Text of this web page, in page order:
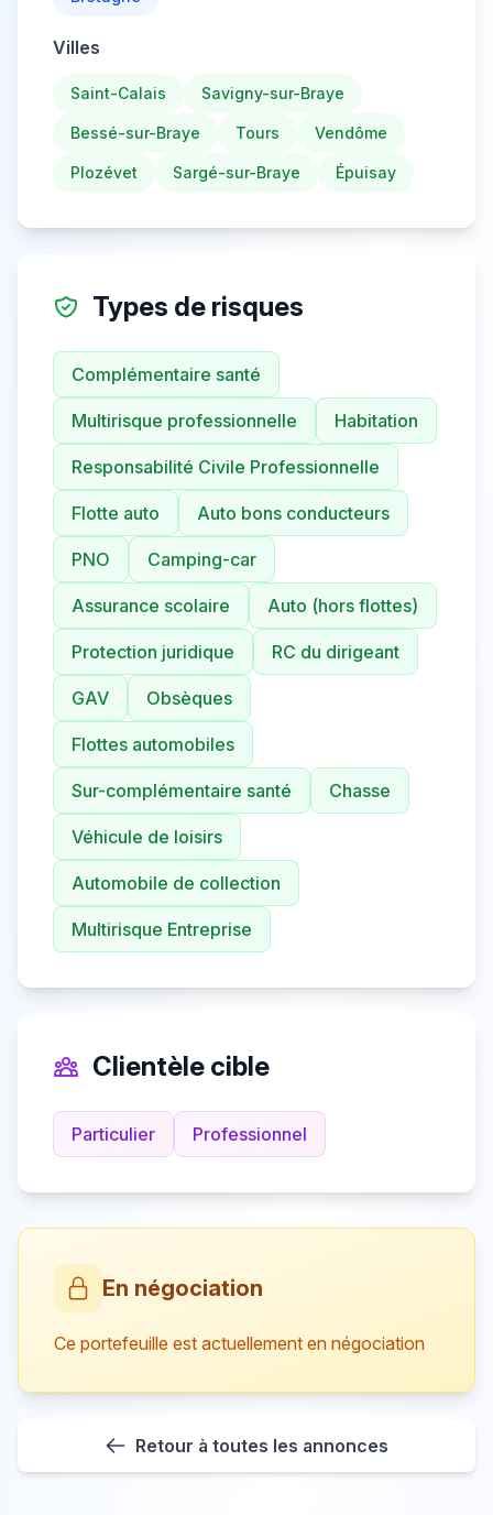
Villes
Saint-Calais Savigny-sur-Braye
Bessé-sur-Braye Tours Vendôme
Plozévet Sargé-sur-Braye Épuisay
Types de risques
Complémentaire santé
Multirisque professionnelle Habitation
Responsabilité Civile Professionnelle
Flotte auto Auto bons conducteurs
PNO Camping-car
Assurance scolaire Auto (hors flottes)
Protection juridique RC du dirigeant
GAV Obsèques
Flottes automobiles
Sur-complémentaire santé Chasse
Véhicule de loisirs
Automobile de collection
Multirisque Entreprise
Clientèle cible
Particulier Professionnel
En négociation
Ce portefeuille est actuellement en négociation
Retour à toutes les annonces